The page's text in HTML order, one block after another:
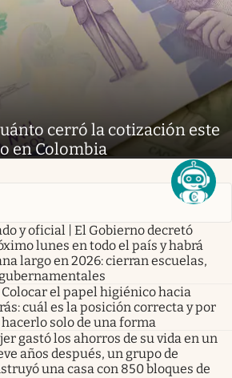
cerró la cotización este
en Colombia
y oficial | El Gobierno decretó
lunes en todo el país y habrá
largo en 2026: cierran escuelas,
Colocar el papel higiénico hacia
cuál es la posición correcta y por
solo de una forma
gastó los ahorros de su vida en un
años después, un grupo de
una casa con 850 bloques de